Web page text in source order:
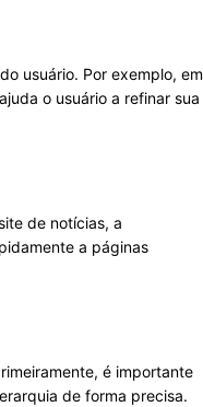
usuário. Por exemplo, em
o usuário a refinar sua
de notícias, a
a páginas
é importante
de forma precisa.